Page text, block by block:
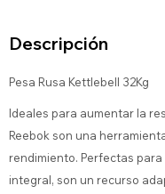
Descripción
Pesa Rusa Kettlebell 32Kg
Ideales para aumentar la
Reebok son una
rendimiento. Perfectas
integral, son un recurso